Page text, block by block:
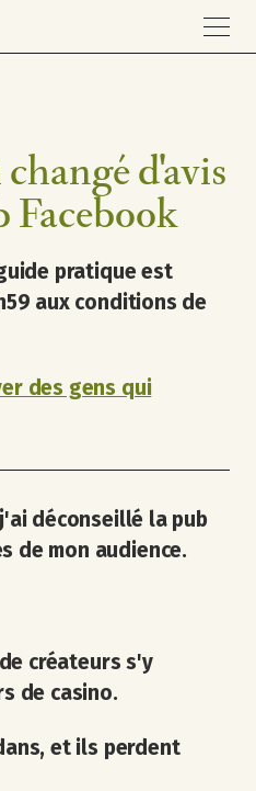
d'avis
Facebook
pratique est
aux conditions de
des gens qui
déconseillé la pub
de mon audience.
créateurs s'y
de casino.
et ils perdent